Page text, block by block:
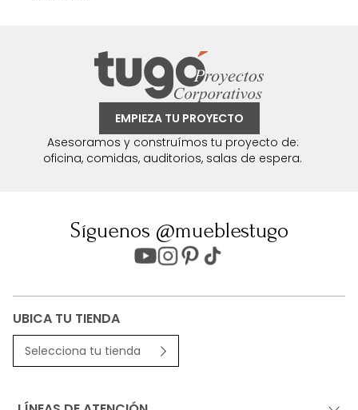
EMPIEZA TU PROYECTO
Asesoramos y construímos tu proyecto de:
oficina, comidas, auditorios, salas de espera.
Síguenos @mueblestugo
UBICA TU TIENDA
Selecciona tu tienda